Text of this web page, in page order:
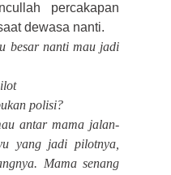
percakapan
dewasa nanti.
besar nanti mau jadi
polisi?
antar mama jalan-
yang jadi pilotnya,
Mama senang